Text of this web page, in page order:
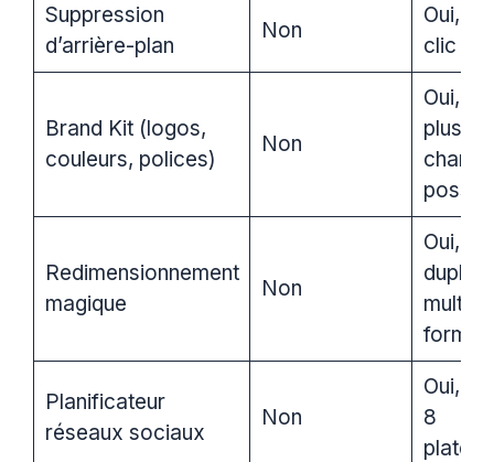
Suppression
d’arrière-plan
Non
Oui, IA
clic
Brand Kit (logos,
couleurs, polices)
Non
Oui,
Redimensionnement
magique
Non
Oui,
multi-
Planificateur
réseaux sociaux
Non
Oui,
8